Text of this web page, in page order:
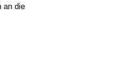
an die